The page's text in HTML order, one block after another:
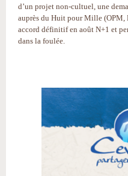
d’un projet non-cultuel, une
auprès du Huit pour Mille (OPM,
accord définitif en août N+1 et
dans la foulée.